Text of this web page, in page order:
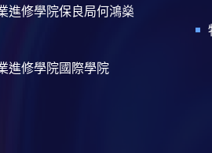
進修學院保良局何鴻燊
進修學院國際學院